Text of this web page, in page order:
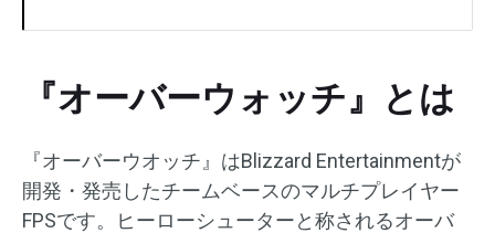
『オーバーウォッチ』とは
『オーバーウオッチ』はBlizzard Entertainmentが
開発・発売したチームベースのマルチプレイヤー
FPSです。ヒーローシューターと称されるオーバ